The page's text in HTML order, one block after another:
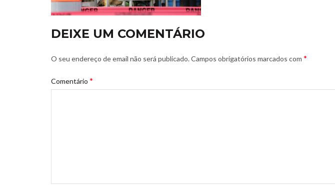
DEIXE UM COMENTÁRIO
O seu endereço de email não será publicado.Campos obrigatórios marcados com *
Comentário *